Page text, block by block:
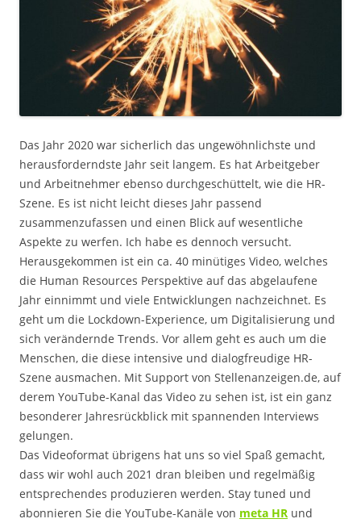
Das Jahr 2020 war sicherlich das ungewöhnlichste und
herausforderndste Jahr seit langem. Es hat Arbeitgeber
und Arbeitnehmer ebenso durchgeschüttelt, wie die HR-
Szene. Es ist nicht leicht dieses Jahr passend
zusammenzufassen und einen Blick auf wesentliche
Aspekte zu werfen. Ich habe es dennoch versucht.
Herausgekommen ist ein ca. 40 minütiges Video, welches
die Human Resources Perspektive auf das abgelaufene
Jahr einnimmt und viele Entwicklungen nachzeichnet. Es
geht um die Lockdown-Experience, um Digitalisierung und
sich verändernde Trends. Vor allem geht es auch um die
Menschen, die diese intensive und dialogfreudige HR-
Szene ausmachen. Mit Support von Stellenanzeigen.de, auf
derem YouTube-Kanal das Video zu sehen ist, ist ein ganz
besonderer Jahresrückblick mit spannenden Interviews
gelungen.
Das Videoformat übrigens hat uns so viel Spaß gemacht,
dass wir wohl auch 2021 dran bleiben und regelmäßig
entsprechendes produzieren werden. Stay tuned und
abonnieren Sie die YouTube-Kanäle von meta HR und